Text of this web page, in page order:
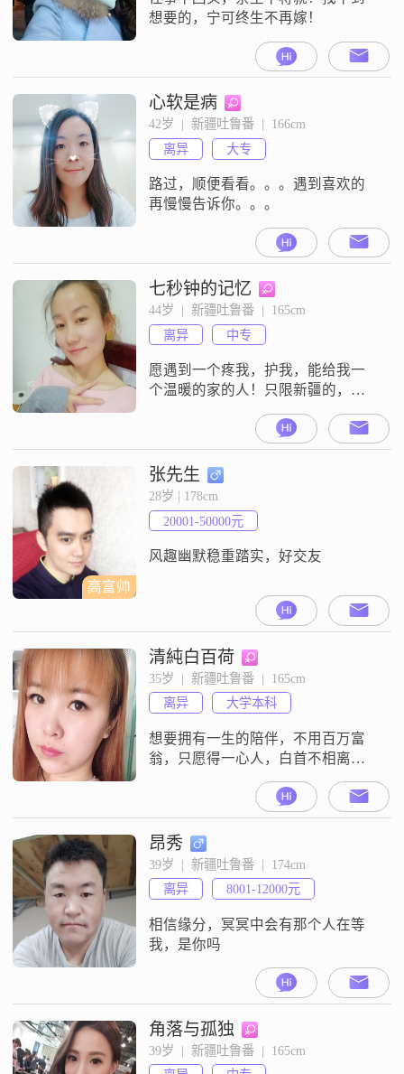
想要的，宁可终生不再嫁！
心软是病
42岁  |  新疆吐鲁番  |  166cm
离异
大专
路过，顺便看看。。。遇到喜欢的
再慢慢告诉你。。。
七秒钟的记忆
44岁  |  新疆吐鲁番  |  165cm
离异
中专
愿遇到一个疼我，护我，能给我一
个温暖的家的人！只限新疆的，不
高富帅
张先生
28岁 | 178cm
20001-50000元
风趣幽默稳重踏实，好交友
清純白百荷
35岁  |  新疆吐鲁番  |  165cm
离异
大学本科
想要拥有一生的陪伴，不用百万富
翁，只愿得一心人，白首不相离，
你有10快，为我花9快！
昂秀
39岁  |  新疆吐鲁番  |  174cm
离异
8001-12000元
相信缘分，冥冥中会有那个人在等
我，是你吗
角落与孤独
39岁  |  新疆吐鲁番  |  165cm